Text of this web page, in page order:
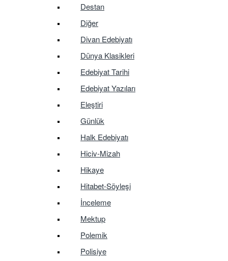
Destan
Diğer
Divan Edebiyatı
Dünya Klasikleri
Edebiyat Tarihi
Edebiyat Yazıları
Eleştiri
Günlük
Halk Edebiyatı
Hiciv-Mizah
Hikaye
Hitabet-Söyleşi
İnceleme
Mektup
Polemik
Polisiye